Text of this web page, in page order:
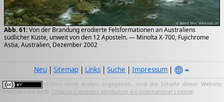
Abb. 61:Von der Brandung erodierte Felsformationen an Australiens
südlicher Küste, unweit von den 12 Aposteln. — Minolta X-700, Fujichrome
Astia, Australien, Dezember 2002
Neu |Sitemap | Links |Suche |Impressum |
Sofern nicht anders angegeben, sind die Inhalte dieser Website
lizenziert mit einer Creative Commons Attribution 4.0 International License.